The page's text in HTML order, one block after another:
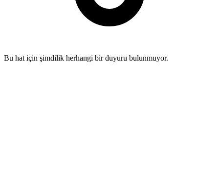
Bu hat için şimdilik herhangi bir duyuru bulunmuyor.